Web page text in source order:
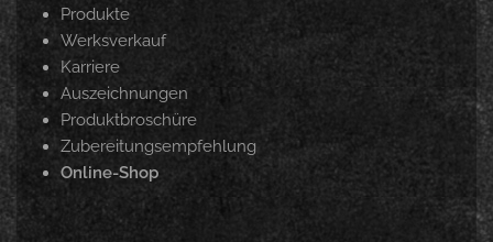
Produkte
Werksverkauf
Karriere
Auszeichnungen
Produktbroschüre
Zubereitungsempfehlung
Online-Shop